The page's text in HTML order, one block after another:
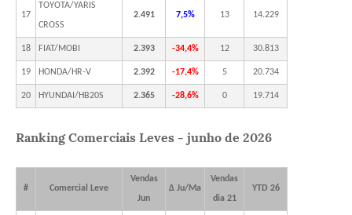
17
TOYOTA/YARIS
CROSS
2.491 7,5% 13 14.229
18 FIAT/MOBI 2.393 -34,4% 12 30.813
19 HONDA/HR-V 2.392 -17,4% 5 20.734
20 HYUNDAI/HB20S 2.365 -28,6% 0 19.714
Ranking Comerciais Leves - junho de 2026
# Comercial Leve
Vendas
Jun
Δ Ju/Ma
Vendas
dia 21
YTD 26